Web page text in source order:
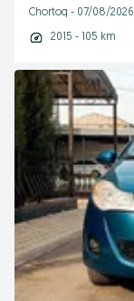
Chortoq - 07/08/2026
2015 - 105 km